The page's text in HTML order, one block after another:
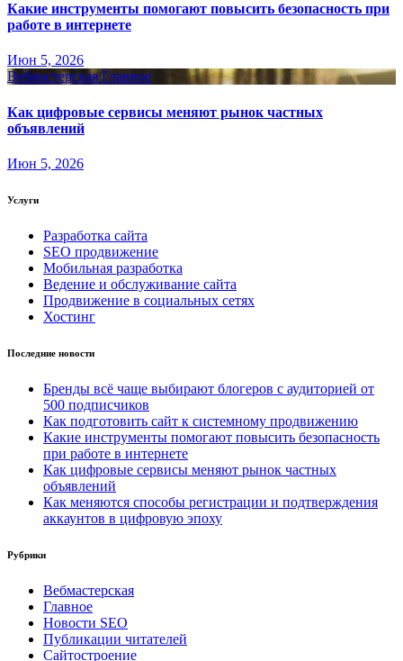
Какие инструменты помогают повысить безопасность при
работе в интернете
Июн 5, 2026
Вебмастерская Главное
Как цифровые сервисы меняют рынок частных
объявлений
Июн 5, 2026
Услуги
Разработка сайта
SEO продвижение
Мобильная разработка
Ведение и обслуживание сайта
Продвижение в социальных сетях
Хостинг
Последние новости
Бренды всё чаще выбирают блогеров с аудиторией от
500 подписчиков
Как подготовить сайт к системному продвижению
Какие инструменты помогают повысить безопасность
при работе в интернете
Как цифровые сервисы меняют рынок частных
объявлений
Как меняются способы регистрации и подтверждения
аккаунтов в цифровую эпоху
Рубрики
Вебмастерская
Главное
Новости SEO
Публикации читателей
Сайтостроение